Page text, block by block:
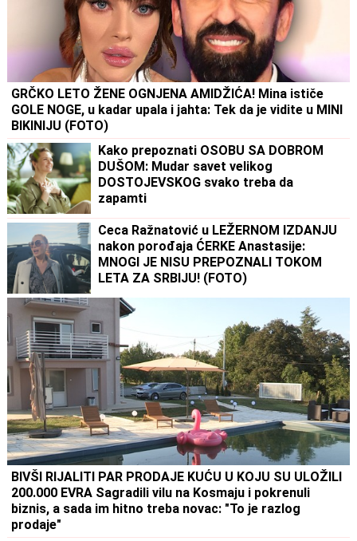
GRČKO LETO ŽENE OGNJENA AMIDŽIĆA! Mina ističe
GOLE NOGE, u kadar upala i jahta: Tek da je vidite u MINI
BIKINIJU (FOTO)
Kako prepoznati OSOBU SA DOBROM
DUŠOM: Mudar savet velikog
DOSTOJEVSKOG svako treba da
zapamti
Ceca Ražnatović u LEŽERNOM IZDANJU
nakon porođaja ĆERKE Anastasije:
MNOGI JE NISU PREPOZNALI TOKOM
LETA ZA SRBIJU! (FOTO)
BIVŠI RIJALITI PAR PRODAJE KUĆU U KOJU SU ULOŽILI
200.000 EVRA Sagradili vilu na Kosmaju i pokrenuli
biznis, a sada im hitno treba novac: "To je razlog
prodaje"